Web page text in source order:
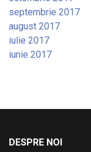
septembrie 2017
august 2017
iulie 2017
iunie 2017
DESPRE NOI